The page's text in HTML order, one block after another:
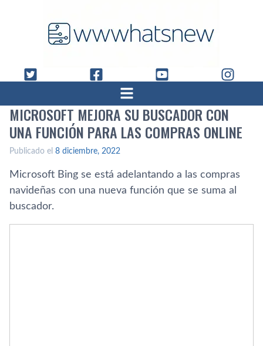
MICROSOFT MEJORA SU BUSCADOR CON
UNA FUNCIÓN PARA LAS COMPRAS ONLINE
Publicado el 8 diciembre, 2022
Microsoft Bing se está adelantando a las compras
navideñas con una nueva función que se suma al
buscador.